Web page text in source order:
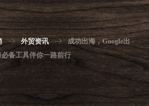
外贸资讯
成功出海，Google出
必备工具伴你一路前行